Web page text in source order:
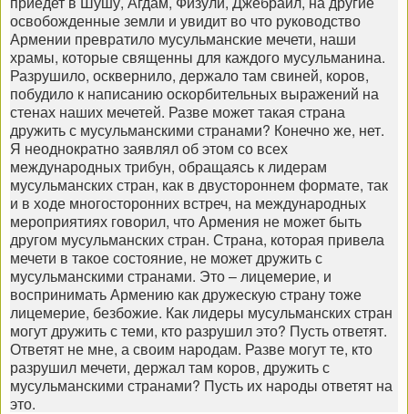
освобожденные земли и увидит во что руководство
Армении превратило мусульманские мечети, наши
храмы, которые священны для каждого мусульманина.
Разрушило, осквернило, держало там свиней, коров,
побудило к написанию оскорбительных выражений на
стенах наших мечетей. Разве может такая страна
дружить с мусульманскими странами? Конечно же, нет.
Я неоднократно заявлял об этом со всех
международных трибун, обращаясь к лидерам
мусульманских стран, как в двустороннем формате, так
и в ходе многосторонних встреч, на международных
мероприятиях говорил, что Армения не может быть
другом мусульманских стран. Страна, которая привела
мечети в такое состояние, не может дружить с
мусульманскими странами. Это – лицемерие, и
воспринимать Армению как дружескую страну тоже
лицемерие, безбожие. Как лидеры мусульманских стран
могут дружить с теми, кто разрушил это? Пусть ответят.
Ответят не мне, а своим народам. Разве могут те, кто
разрушил мечети, держал там коров, дружить с
мусульманскими странами? Пусть их народы ответят на
это.